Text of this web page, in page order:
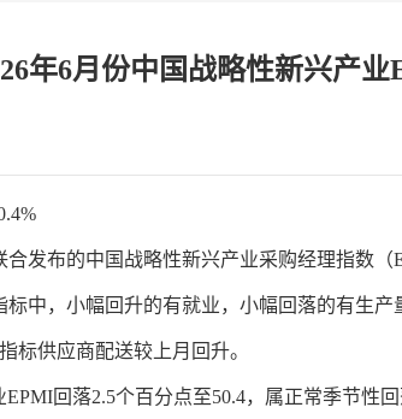
年6月份中国战略性新兴产
布的中国战略性新兴产业采购经理指数（
中，小幅回升的有就业，小幅回落的有生
标供应商配送较上月回升。
回落2.5个百分点至50.4，属正常季节性